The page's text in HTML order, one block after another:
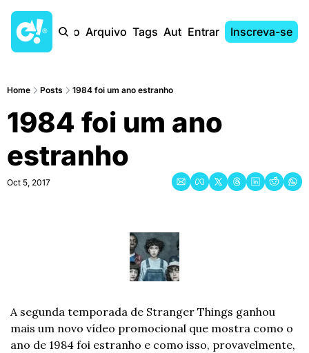
Início Arquivo Tags AutoresEntrar Inscreva-se
Home Posts 1984 foi um ano estranho
1984 foi um ano
estranho
Oct 5, 2017
A segunda temporada de Stranger Things ganhou
mais um novo vídeo promocional que mostra como o
ano de 1984 foi estranho e como isso, provavelmente,